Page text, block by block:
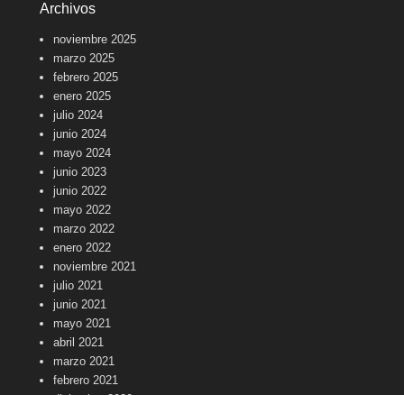
Archivos
noviembre 2025
marzo 2025
febrero 2025
enero 2025
julio 2024
junio 2024
mayo 2024
junio 2023
junio 2022
mayo 2022
marzo 2022
enero 2022
noviembre 2021
julio 2021
junio 2021
mayo 2021
abril 2021
marzo 2021
febrero 2021